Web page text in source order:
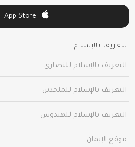
التعريف بالإسلام
التعريف بالإسلام للنصارى
التعريف بالإسلام للملحدين
التعريف بالإسلام للهندوس
موقع الإيمان